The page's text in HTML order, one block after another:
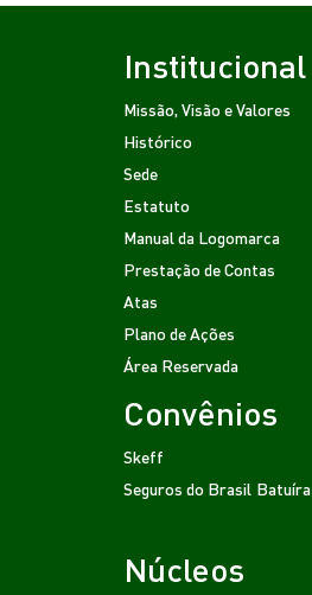
Institucional
Missão, Visão e Valores
Histórico
Sede
Estatuto
Manual da Logomarca
Prestação de Contas
Atas
Plano de Ações
Área Reservada
Convênios
Skeff
Seguros do Brasil Batuíra
Núcleos